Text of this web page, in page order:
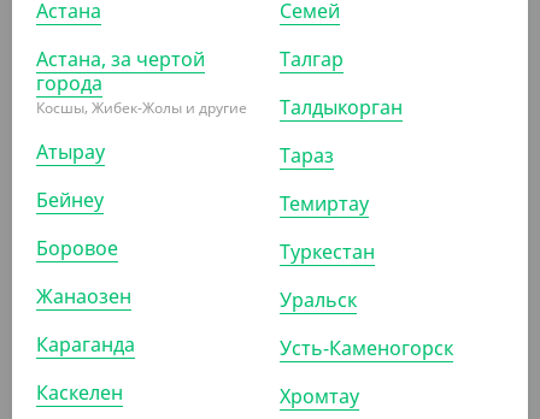
расчетов. Соответственно на определенные позиции
товаров, включая эту, цена за штуку является справочной
и приобретение товара возможно только упаковками и
коробками.
ПОХОЖИЕ ТОВАРЫ
АРТ. 1304201
Астана
Астана, за чертой
города
Косшы, Жибек-Жолы и другие
Атырау
Бейнеу
Боровое
Жанаозен
Караганда
Каскелен
Семей
Талгар
Талдыкорган
Тараз
Темиртау
Туркестан
Уральск
Усть-Каменогорск
Хромтау